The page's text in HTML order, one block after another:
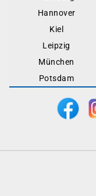
Hannover
Kiel
Leipzig
München
Potsdam